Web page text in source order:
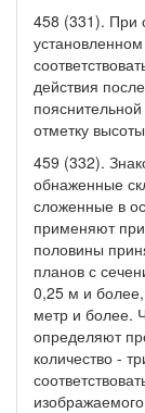
458 (331). При
действия
отметку
459 (332).
обнаженные
сложенные в
применяют
половины
планов с
0,25 м и
метр и более.
определяют
количество -